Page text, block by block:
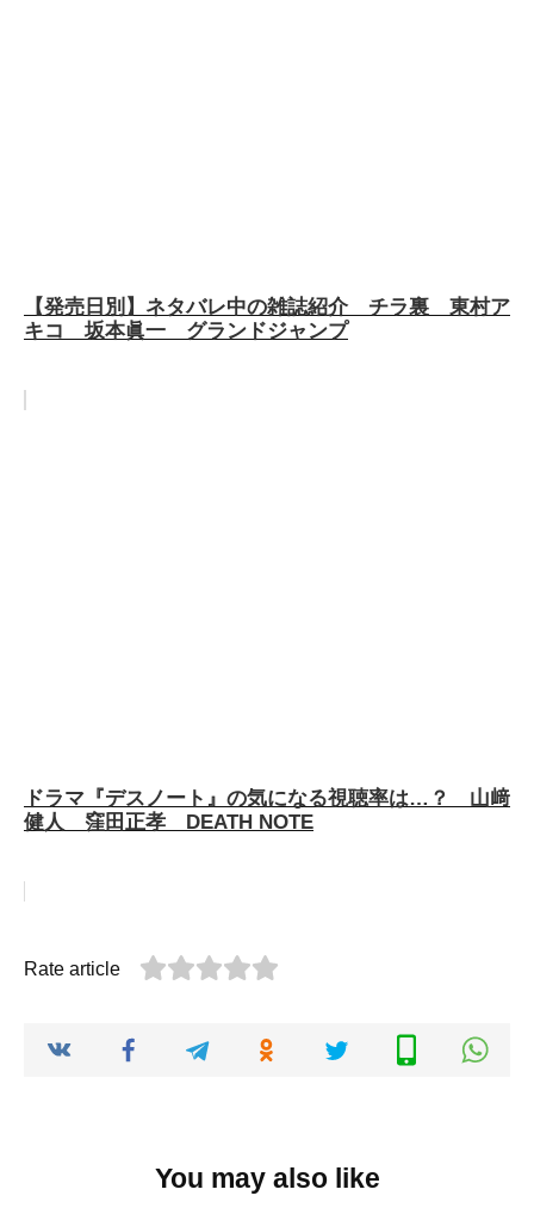
【発売日別】ネタバレ中の雑誌紹介 チラ裏 東村ア
キコ 坂本眞一 グランドジャンプ
ドラマ『デスノート』の気になる視聴率は…？ 山﨑
健人 窪田正孝 DEATH NOTE
Rate article
You may also like